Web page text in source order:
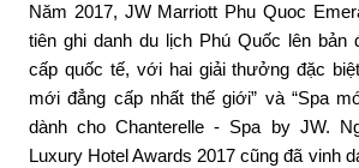
Năm 2017, JW Marriott Phu Quoc
tiên ghi danh du lịch Phú Quốc lên bản
cấp quốc tế, với hai giải thưởng đặc
mới đẳng cấp nhất thế giới” và “Spa
dành cho Chanterelle - Spa by JW.
Luxury Hotel Awards 2017 cũng đã vinh